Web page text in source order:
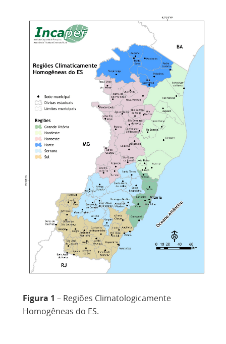
Figura 1 – Regiões Climatologicamente
Homogêneas do ES.